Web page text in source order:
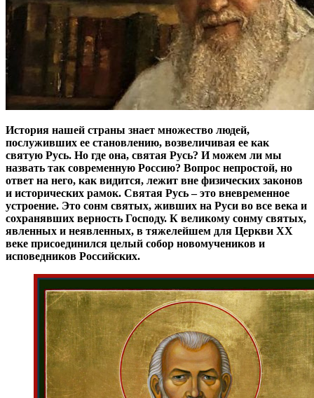
История нашей страны знает множество людей,
послуживших ее становлению, возвеличивая ее как
святую Русь. Но где она, святая Русь? И можем ли мы
назвать так современную Россию? Вопрос непростой, но
ответ на него, как видится, лежит вне физических законов
и исторических рамок. Святая Русь – это вневременное
устроение. Это сонм святых, живших на Руси во все века и
сохранявших верность Господу. К великому сонму святых,
явленных и неявленных, в тяжелейшем для Церкви XX
веке присоединился целый собор новомучеников и
исповедников Российских.